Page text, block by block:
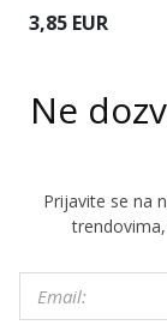
3,85 EUR
Ne
Prijavite se na